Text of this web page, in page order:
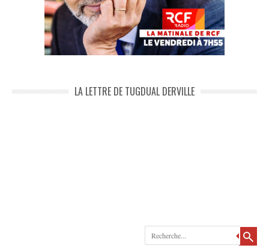
LA LETTRE DE TUGDUAL DERVILLE
Recherche